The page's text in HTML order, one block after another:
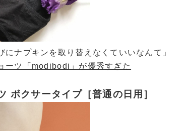
にナプキンを取り替えなくていいなんて」
ーツ「modibodi」が優秀すぎた
ボクサータイプ［普通の日用］